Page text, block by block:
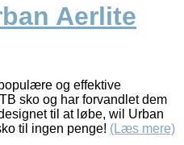
Aerlite
og effektive
sko og har forvandlet dem
til at løbe, wil Urban
til ingen penge! (Læs mere)